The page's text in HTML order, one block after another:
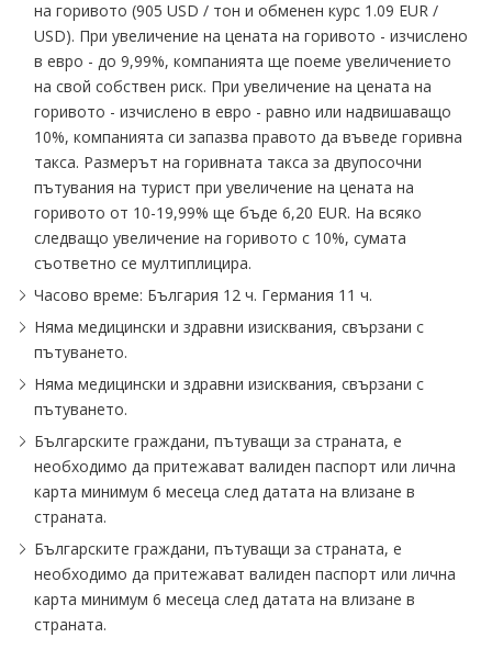
на горивото (905 USD / тон и обменен курс 1.09 EUR /
USD). При увеличение на цената на горивото - изчислено
в евро - до 9,99%, компанията ще поеме увеличението
на свой собствен риск. При увеличение на цената на
горивото - изчислено в евро - равно или надвишаващо
10%, компанията си запазва правото да въведе горивна
такса. Размерът на горивната такса за двупосочни
пътувания на турист при увеличение на цената на
горивото от 10-19,99% ще бъде 6,20 EUR. На всяко
следващо увеличение на горивото с 10%, сумата
съответно се мултиплицира.
Часово време: България 12 ч. Германия 11 ч.
Няма медицински и здравни изисквания, свързани с
пътуването.
Няма медицински и здравни изисквания, свързани с
пътуването.
Българските граждани, пътуващи за страната, е
необходимо да притежават валиден паспорт или лична
карта минимум 6 месеца след датата на влизане в
страната.
Българските граждани, пътуващи за страната, е
необходимо да притежават валиден паспорт или лична
карта минимум 6 месеца след датата на влизане в
страната.